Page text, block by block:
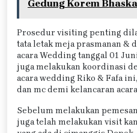
Gedung Korem
Prosedur visiting penting
tata letak meja prasmanan &
acara Wedding tanggal 01
juga melakukan koordinasi
acara wedding Riko & Fafa
dan mc demi kelancaran
Sebelum melakukan
juga telah melakukan visit